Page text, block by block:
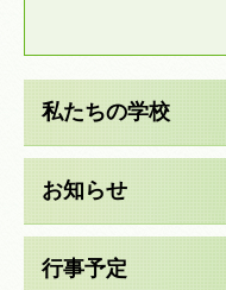
私たちの学校
お知らせ
行事予定